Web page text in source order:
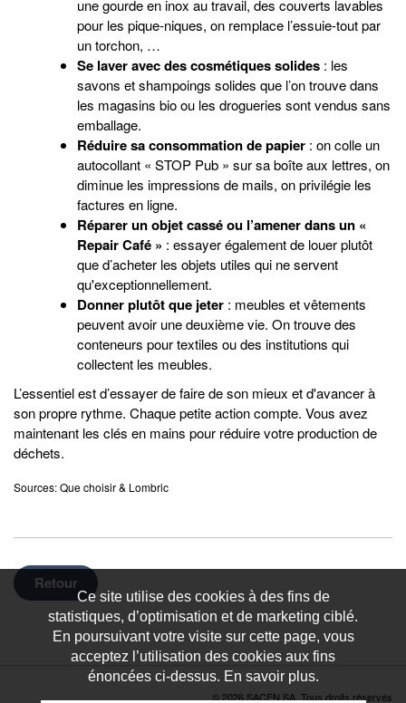
une gourde en inox au travail, des couverts lavables
pour les pique-niques, on remplace l’essuie-tout par
un torchon, …
Se laver avec des cosmétiques solides : les
savons et shampoings solides que l’on trouve dans
les magasins bio ou les drogueries sont vendus sans
emballage.
Réduire sa consommation de papier : on colle un
autocollant « STOP Pub » sur sa boîte aux lettres, on
diminue les impressions de mails, on privilégie les
factures en ligne.
Réparer un objet cassé ou l’amener dans un «
Repair Café » : essayer également de louer plutôt
que d’acheter les objets utiles qui ne servent
qu'exceptionnellement.
Donner plutôt que jeter : meubles et vêtements
peuvent avoir une deuxième vie. On trouve des
conteneurs pour textiles ou des institutions qui
collectent les meubles.
L’essentiel est d’essayer de faire de son mieux et d'avancer à
son propre rythme. Chaque petite action compte. Vous avez
maintenant les clés en mains pour réduire votre production de
déchets.
Sources: Que choisir & Lombric
Retour
© 2026 SACEN SA. Tous droits réservés
Ce site utilise des cookies à des fins de
statistiques, d’optimisation et de marketing ciblé.
En poursuivant votre visite sur cette page, vous
acceptez l’utilisation des cookies aux fins
énoncées ci-dessus. En savoir plus.